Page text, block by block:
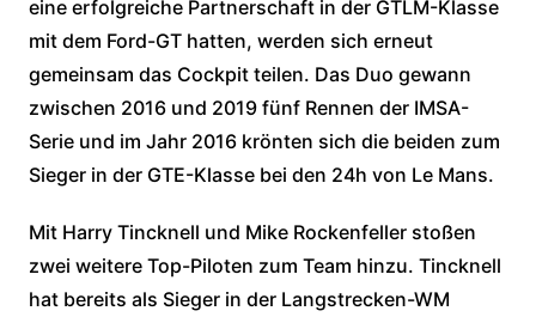
eine erfolgreiche Partnerschaft in der GTLM-Klasse
mit dem Ford-GT hatten, werden sich erneut
gemeinsam das Cockpit teilen. Das Duo gewann
zwischen 2016 und 2019 fünf Rennen der IMSA-
Serie und im Jahr 2016 krönten sich die beiden zum
Sieger in der GTE-Klasse bei den 24h von Le Mans.
Mit Harry Tincknell und Mike Rockenfeller stoßen
zwei weitere Top-Piloten zum Team hinzu. Tincknell
hat bereits als Sieger in der Langstrecken-WM